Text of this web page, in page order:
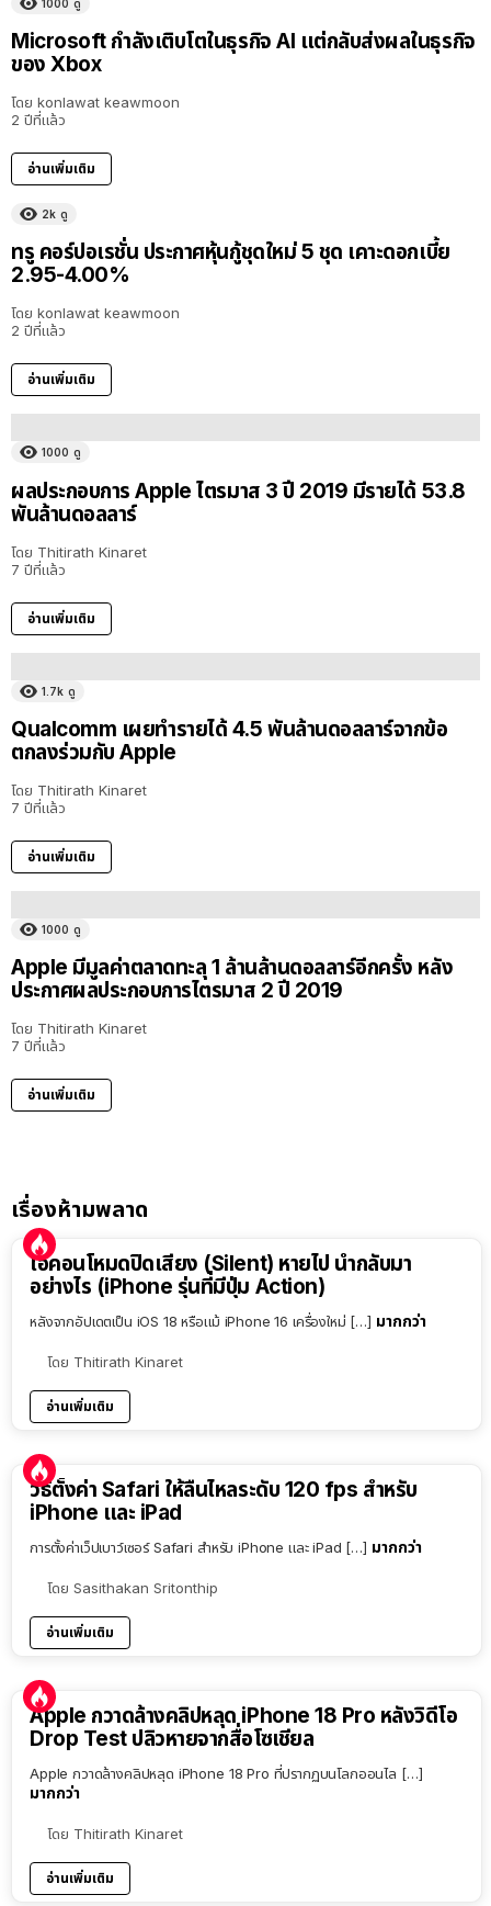
1000 ดู
Microsoft กำลังเติบโตในธุรกิจ AI แต่กลับส่งผลในธุรกิจ
ของ Xbox
โดย konlawat keawmoon
2 ปีที่แล้ว
อ่านเพิ่มเติม
2k ดู
ทรู คอร์ปอเรชั่น ประกาศหุ้นกู้ชุดใหม่ 5 ชุด เคาะดอกเบี้ย
2.95-4.00%
โดย konlawat keawmoon
2 ปีที่แล้ว
อ่านเพิ่มเติม
1000 ดู
ผลประกอบการ Apple ไตรมาส 3 ปี 2019 มีรายได้ 53.8
พันล้านดอลลาร์
โดย Thitirath Kinaret
7 ปีที่แล้ว
อ่านเพิ่มเติม
1.7k ดู
Qualcomm เผยทำรายได้ 4.5 พันล้านดอลลาร์จากข้อ
ตกลงร่วมกับ Apple
โดย Thitirath Kinaret
7 ปีที่แล้ว
อ่านเพิ่มเติม
1000 ดู
Apple มีมูลค่าตลาดทะลุ 1 ล้านล้านดอลลาร์อีกครั้ง หลัง
ประกาศผลประกอบการไตรมาส 2 ปี 2019
โดย Thitirath Kinaret
7 ปีที่แล้ว
อ่านเพิ่มเติม
เรื่องห้ามพลาด
ไอคอนโหมดปิดเสียง (Silent) หายไป นำกลับมา
อย่างไร (iPhone รุ่นที่มีปุ่ม Action)
หลังจากอัปเดตเป็น iOS 18 หรือแม้ iPhone 16 เครื่องใหม่ […] มากกว่า
โดย Thitirath Kinaret
อ่านเพิ่มเติม
วิธีตั้งค่า Safari ให้ลื่นไหลระดับ 120 fps สำหรับ
iPhone และ iPad
การตั้งค่าเว็ปเบาว์เซอร์ Safari สำหรับ iPhone และ iPad […] มากกว่า
โดย Sasithakan Sritonthip
อ่านเพิ่มเติม
Apple กวาดล้างคลิปหลุด iPhone 18 Pro หลังวิดีโอ
Drop Test ปลิวหายจากสื่อโซเชียล
Apple กวาดล้างคลิปหลุด iPhone 18 Pro ที่ปรากฏบนโลกออนไล […]
มากกว่า
โดย Thitirath Kinaret
อ่านเพิ่มเติม